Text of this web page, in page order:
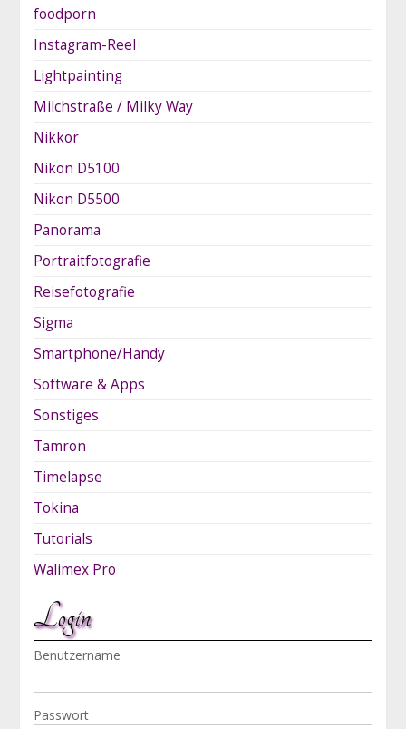
foodporn
Instagram-Reel
Lightpainting
Milchstraße / Milky Way
Nikkor
Nikon D5100
Nikon D5500
Panorama
Portraitfotografie
Reisefotografie
Sigma
Smartphone/Handy
Software & Apps
Sonstiges
Tamron
Timelapse
Tokina
Tutorials
Walimex Pro
Login
Benutzername
Passwort